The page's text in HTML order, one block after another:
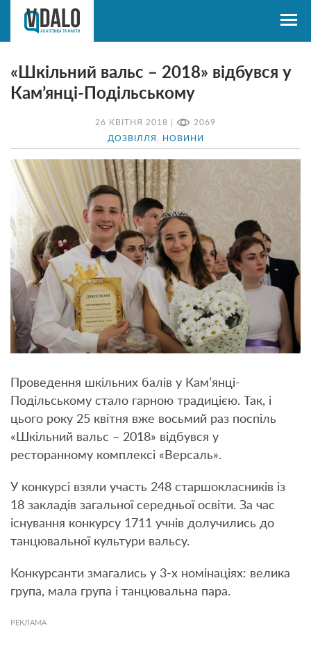
26 КВІТНЯ 2018 | 2069
ДОЗВІЛЛЯ НОВИНИ
«Шкільний вальс – 2018» відбувся у
Кам’янці-Подільському
Проведення шкільних балів у Кам’янці-
Подільському стало гарною традицією. Так, і
цього року 25 квітня вже восьмий раз поспіль
«Шкільний вальс – 2018» відбувся у
ресторанному комплексі «Версаль».
У конкурсі взяли участь 248 старшокласників із
18 закладів загальної середньої освіти. За час
існування конкурсу 1711 учнів долучились до
танцювальної культури вальсу.
Конкурсанти змагались у 3-х номінаціях: велика
група, мала група і танцювальна пара.
РЕКЛАМА